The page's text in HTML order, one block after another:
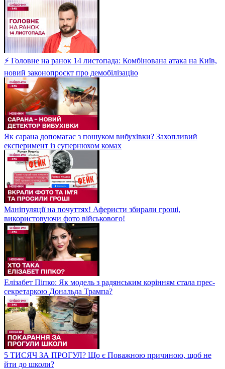
⚡ Головне на ранок 14 листопада: Комбінована атака на Київ,
новий законопроєкт про демобілізацію
Як сарана допомагає з пошуком вибухівки? Захопливий
експеримент із супернюхом комах
Маніпуляції на почуттях! Аферисти збирали гроші,
використовуючи фото військового!
Елізабет Піпко: Як модель з радянським корінням стала прес-
секретаркою Дональда Трампа?
5 ТИСЯЧ ЗА ПРОГУЛ? Що є Поважною причиною, щоб не
йти до школи?